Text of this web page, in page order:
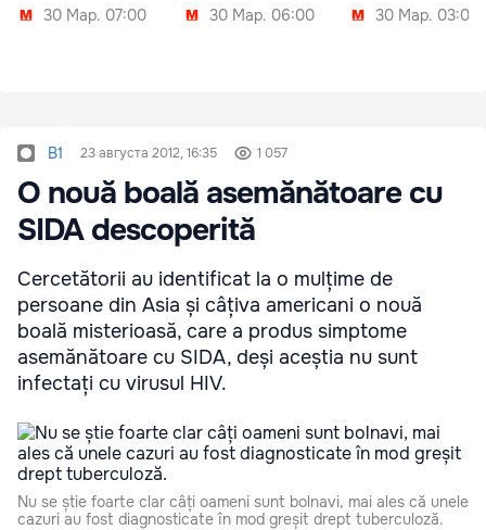
30 Мар. 07:00
30 Мар. 06:00
30 Мар. 03:00
B1 23 августа 2012, 16:35 1 057
O nouă boală asemănătoare cu
SIDA descoperită
Cercetătorii au identificat la o mulțime de
persoane din Asia și câțiva americani o nouă
boală misterioasă, care a produs simptome
asemănătoare cu SIDA, deși aceștia nu sunt
infectați cu virusul HIV.
Nu se știe foarte clar câți oameni sunt bolnavi, mai ales că unele
cazuri au fost diagnosticate în mod greșit drept tuberculoză.